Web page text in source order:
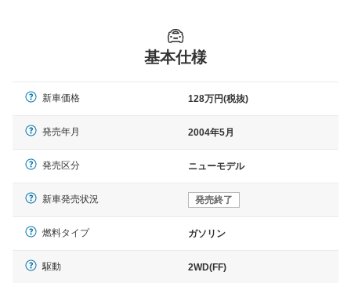
基本仕様
新車価格 128万円(税抜)
発売年月 2004年5月
発売区分 ニューモデル
新車発売状況 発売終了
燃料タイプ ガソリン
駆動 2WD(FF)